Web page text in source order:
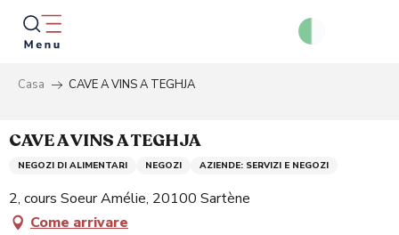
Aller
contenu
principal
Casa CAVE A VINS A TEGHJA
CAVE A VINS A TEGHJA
NEGOZI DI ALIMENTARI NEGOZI AZIENDE: SERVIZI E NEGOZI
2, cours Soeur Amélie, 20100 Sartène
Come arrivare